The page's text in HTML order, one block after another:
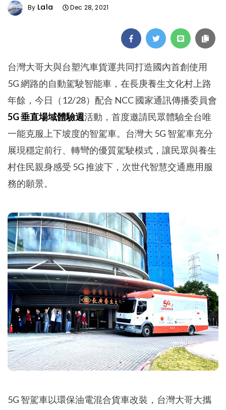
By Lala Dec 28, 2021
台灣大哥大與台塑汽車貨運共同打造國內首創使用
5G 網路的自動駕駛智能車，在長庚養生文化村上路
年餘，今日（12/28）配合 NCC 國家通訊傳播委員會
5G 垂直場域體驗週活動，首度邀請民眾體驗全台唯
一能克服上下坡度的智駕車。台灣大 5G 智駕車充分
展現穩定前行、轉彎的優質駕駛模式，讓民眾與養生
村住民親身感受 5G 推波下，次世代智慧交通應用服
務的願景。
5G 智駕車以環保油電混合貨車改裝，台灣大哥大攜